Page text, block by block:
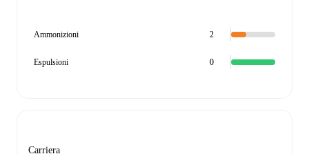
Ammonizioni 2
Espulsioni 0
Carriera